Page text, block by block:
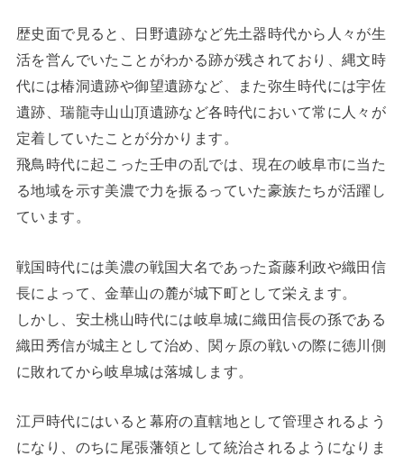
歴史面で見ると、日野遺跡など先土器時代から人々が生
活を営んでいたことがわかる跡が残されており、縄文時
代には椿洞遺跡や御望遺跡など、また弥生時代には宇佐
遺跡、瑞龍寺山山頂遺跡など各時代において常に人々が
定着していたことが分かります。
飛鳥時代に起こった壬申の乱では、現在の岐阜市に当た
る地域を示す美濃で力を振るっていた豪族たちが活躍し
ています。
戦国時代には美濃の戦国大名であった斎藤利政や織田信
長によって、金華山の麓が城下町として栄えます。
しかし、安土桃山時代には岐阜城に織田信長の孫である
織田秀信が城主として治め、関ヶ原の戦いの際に徳川側
に敗れてから岐阜城は落城します。
江戸時代にはいると幕府の直轄地として管理されるよう
になり、のちに尾張藩領として統治されるようになりま